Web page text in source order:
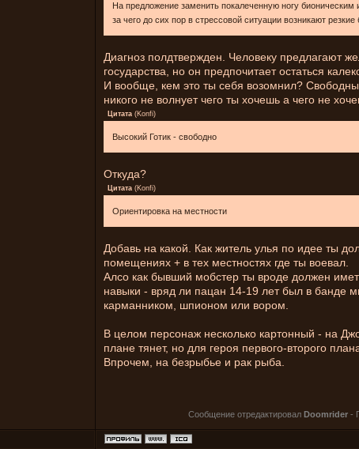
На предложение заменить покалеченную ногу бионическим
за чего до сих пор в стрессовой ситуации возникают резкие
Диагноз полдтвержден. Человеку предлагают
государства, но он предпочитает остаться
И вообще, кем это ты себя возомнил?
никого не волнует чего ты хочешь а чего не
Цитата (Konfi)
Высокий Готик - свободно
Откуда?
Цитата (Konfi)
Ориентировка на местности
Добавь на какой. Как житель улья по идее ты
помещениях + в тех местностях где ты воевал.
Алсо как бывший мобстер ты вроде должен
навыки - вряд ли пацан 14-19 лет был в банде
карманником, шпионом или вором.
В целом персонаж несколько картонный - на
плане тянет, но для героя первого-второго
Впрочем, на безрыбье и рак рыба.
Сообщение отредактировал Doomrider -